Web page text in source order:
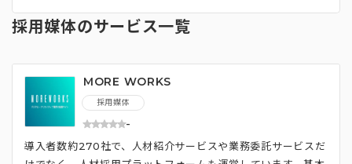
採用媒体のサービス一覧
MORE WORKS
採用媒体
-
導入者数約270社で、人材紹介サービスや業務委託サービスだ